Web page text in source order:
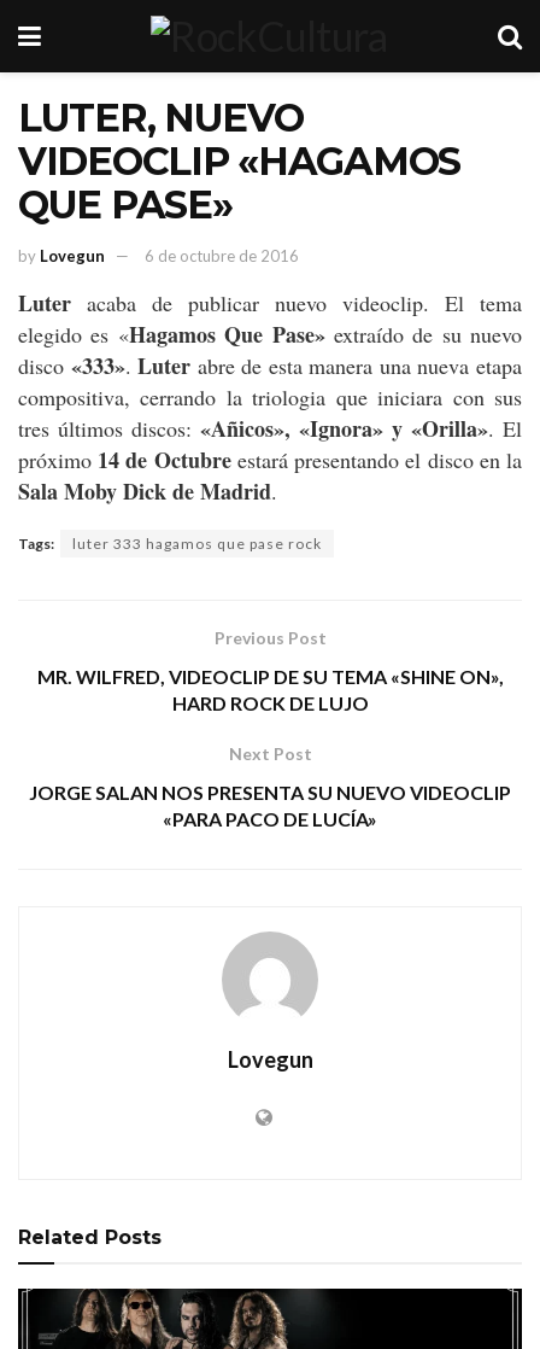
LUTER, NUEVO
VIDEOCLIP «HAGAMOS
QUE PASE»
by Lovegun 6 de octubre de 2016
Luter acaba de publicar nuevo videoclip. El tema
elegido es «Hagamos Que Pase»extraído de su nuevo
disco «333».Luter abre de esta manera una nueva etapa
compositiva, cerrando la triologia que iniciara con sus
tres últimos discos: «Añicos», «Ignora» y «Orilla». El
próximo 14 de Octubreestará presentando el disco en la
Sala Moby Dick de Madrid.
Tags: luter 333 hagamos que pase rock
Previous Post
MR. WILFRED, VIDEOCLIP DE SU TEMA «SHINE ON»,
HARD ROCK DE LUJO
Next Post
JORGE SALAN NOS PRESENTA SU NUEVO VIDEOCLIP
«PARA PACO DE LUCÍA»
Lovegun
Related Posts